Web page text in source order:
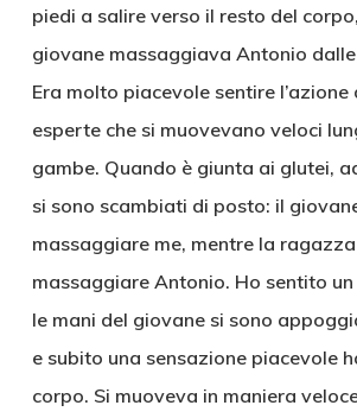
piedi a salire verso il resto del
giovane massaggiava Antonio
Era molto piacevole sentire l’azione
esperte che si muovevano veloci
gambe. Quando è giunta ai glutei,
si sono scambiati di posto: il
massaggiare me, mentre la
massaggiare Antonio. Ho sentito
le mani del giovane si sono
e subito una sensazione piacevole
corpo. Si muoveva in maniera